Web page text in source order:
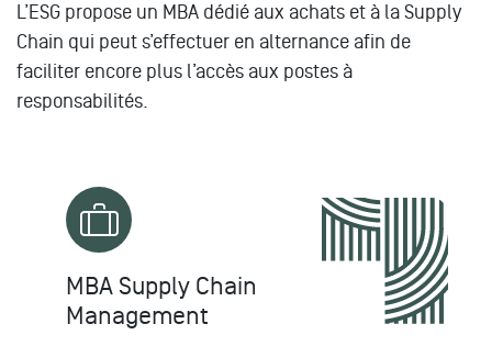
L’ESG propose un MBA dédié aux achats et à la Supply
Chain qui peut s’effectuer en alternance afin de
faciliter encore plus l’accès aux postes à
responsabilités.
MBA Supply Chain
Management